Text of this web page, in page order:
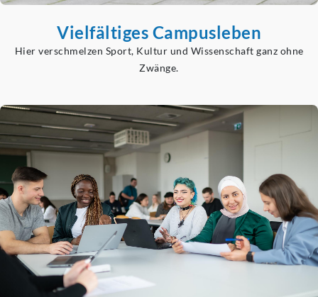
Vielfältiges Campusleben
Hier verschmelzen Sport, Kultur und Wissenschaft ganz ohne
Zwänge.